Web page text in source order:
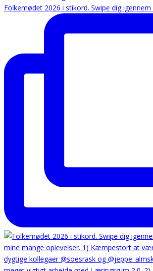
Folkemødet 2026 i stikord. Swipe dig igennem